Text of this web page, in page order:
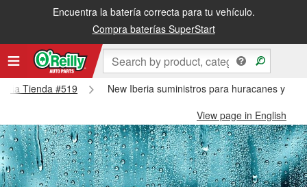
Encuentra la batería correcta para tu vehículo.
Compra baterías SuperStart
Tienda #519
New Iberia suministros para huracanes y
View page in English